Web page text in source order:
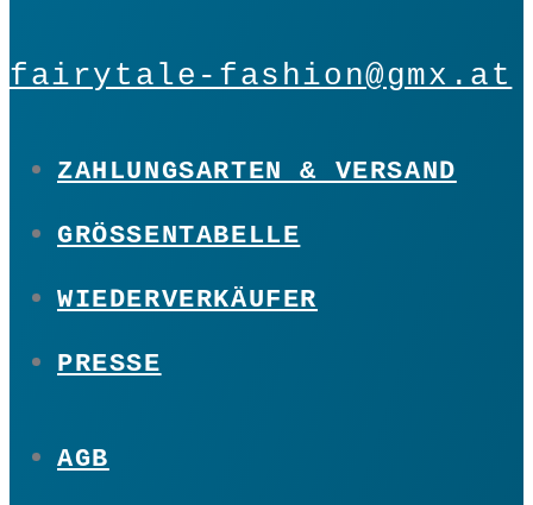
fairytale-fashion@gmx.at
ZAHLUNGSARTEN & VERSAND
GRÖSSENTABELLE
WIEDERVERKÄUFER
PRESSE
AGB